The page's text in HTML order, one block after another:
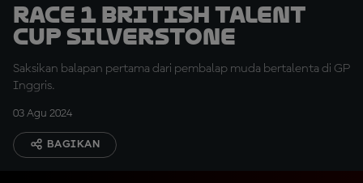
Race 1 British Talent
Cup Silverstone
Saksikan balapan pertama dari pembalap muda bertalenta di GP
Inggris.
03 Agu 2024
BAGIKAN